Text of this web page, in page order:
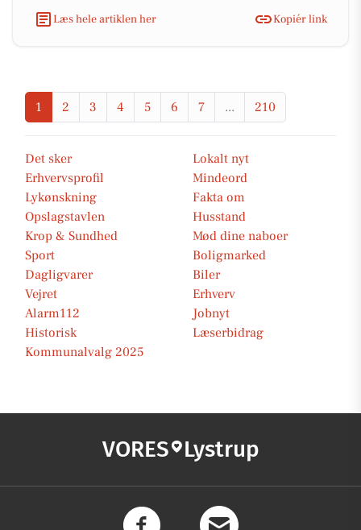
Læs hele artiklen her Kopiér link
1 2 3 4 5 6 7 ... 210
Det sker
Lokalt nyt
Erhvervsprofil
Mindeord
Lykønskning
Fakta om
Opslagstavlen
Husstand
Krop & Sundhed
Mød dine naboer
Sport
Boligmarked
Dagligvarer
Biler
Vejret
Erhverv
Alarm112
Jobnyt
Historisk
Læserbidrag
Kommunalvalg 2025
VORES Lystrup